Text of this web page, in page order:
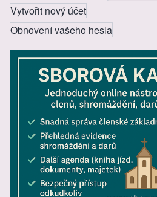
Vytvořit nový účet
Obnovení vašeho hesla